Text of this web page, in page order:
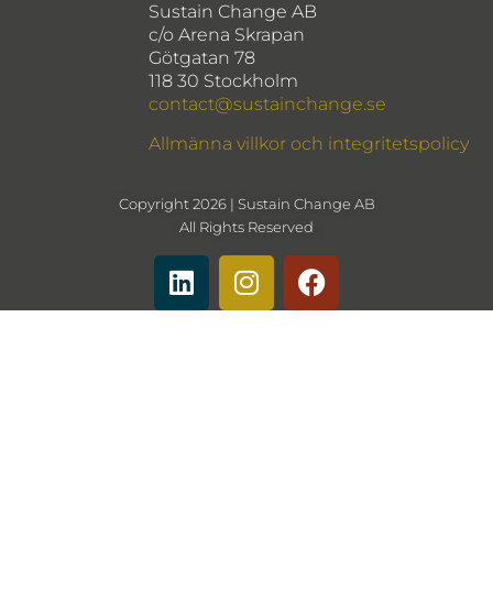
Sustain Change AB
c/o Arena Skrapan
Götgatan 78
118 30 Stockholm
contact@sustainchange.se
Allmänna villkor och integritetspolicy
Copyright 2026 | Sustain Change AB
All Rights Reserved